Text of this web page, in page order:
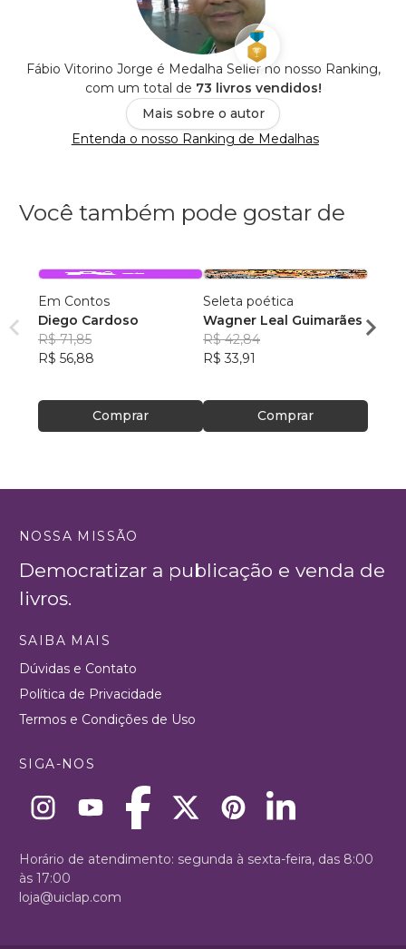
Fábio Vitorino Jorge é Medalha Seller no nosso Ranking,
com um total de 73 livros vendidos!
Mais sobre o autor
Entenda o nosso Ranking de Medalhas
Você também pode gostar de
Em Contos
Diego Cardoso
R$ 71,85
R$ 56,88
Comprar
Seleta poética
Wagner Leal Guimarães
R$ 42,84
R$ 33,91
Comprar
ainda
Carla
NOSSA MISSÃO
Democratizar a publicação e venda de
livros.
SAIBA MAIS
Dúvidas e Contato
Política de Privacidade
Termos e Condições de Uso
SIGA-NOS
Horário de atendimento: segunda à sexta-feira, das 8:00
às 17:00
loja@uiclap.com